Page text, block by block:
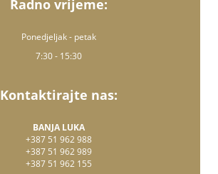
Radno vrijeme:
Ponedjeljak - petak
7:30 - 15:30
Kontaktirajte nas:
BANJA LUKA
+387 51 962 988
+387 51 962 989
+387 51 962 155